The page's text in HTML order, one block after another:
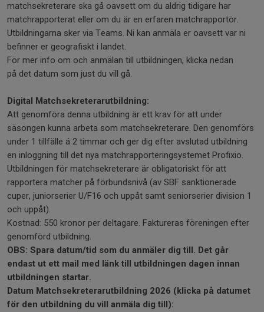
matchsekreterare ska gå oavsett om du aldrig tidigare har
matchrapporterat eller om du är en erfaren matchrapportör.
Utbildningarna sker via Teams. Ni kan anmäla er oavsett var ni
befinner er geografiskt i landet.
För mer info om och anmälan till utbildningen, klicka nedan
på det datum som just du vill gå.
Digital Matchsekreterarutbildning:
Att genomföra denna utbildning är ett krav för att under
säsongen kunna arbeta som matchsekreterare. Den genomförs
under 1 tillfälle á 2 timmar och ger dig efter avslutad utbildning
en inloggning till det nya matchrapporteringsystemet Profixio.
Utbildningen för matchsekreterare är obligatoriskt för att
rapportera matcher på förbundsnivå (av SBF sanktionerade
cuper, juniorserier U/F16 och uppåt samt seniorserier division 1
och uppåt).
Kostnad: 550 kronor per deltagare. Faktureras föreningen efter
genomförd utbildning.
OBS: Spara datum/tid som du anmäler dig till. Det går
endast ut ett mail med länk till utbildningen dagen innan
utbildningen startar.
Datum Matchsekreterarutbildning 2026 (klicka på datumet
för den utbildning du vill anmäla dig till):